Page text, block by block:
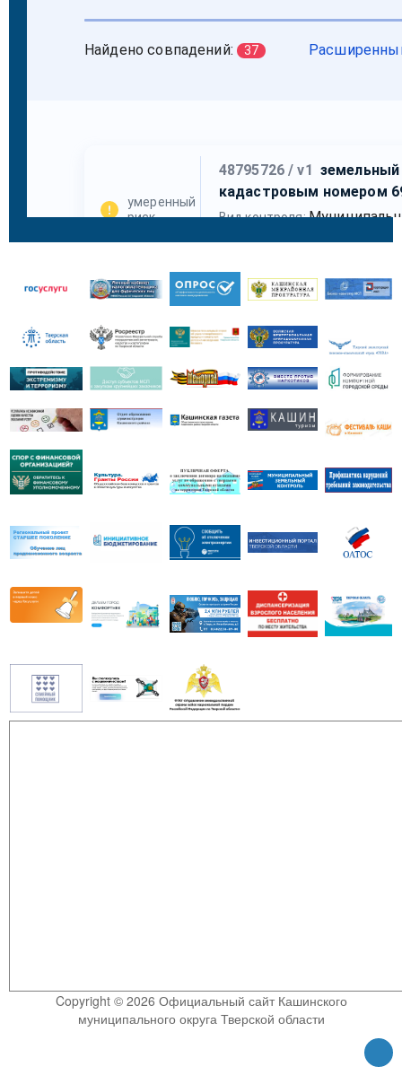
Copyright © 2026 Официальный сайт Кашинского
муниципального округа Тверской области